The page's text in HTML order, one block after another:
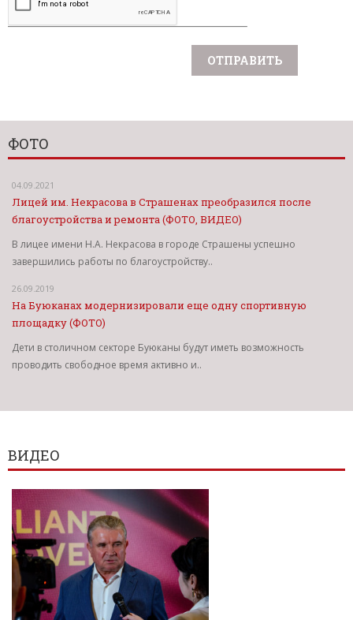
ФОТО
04.09.2021
Лицей им. Некрасова в Страшенах преобразился после
благоустройства и ремонта (ФОТО, ВИДЕО)
В лицее имени Н.А. Некрасова в городе Страшены успешно
завершились работы по благоустройству..
26.09.2019
На Буюканах модернизировали еще одну спортивную
площадку (ФОТО)
Дети в столичном секторе Буюканы будут иметь возможность
проводить свободное время активно и..
ВИДЕО